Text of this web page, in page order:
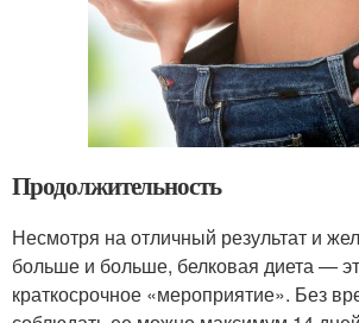
Продолжительность
Несмотря на отличный результат и
больше и больше, белковая диета —
краткосрочное «мероприятие». Без